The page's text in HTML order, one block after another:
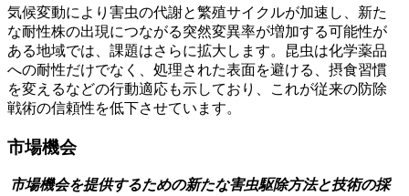
気候変動により害虫の代謝と繁殖サイクルが加速し、新た
な耐性株の出現につながる突然変異率が増加する可能性が
ある地域では、課題はさらに拡大します。昆虫は化学薬品
への耐性だけでなく、処理された表面を避ける、摂食習慣
を変えるなどの行動適応も示しており、これが従来の防除
戦術の信頼性を低下させています。
市場機会
市場機会を提供するための新たな害虫駆除方法と技術の採